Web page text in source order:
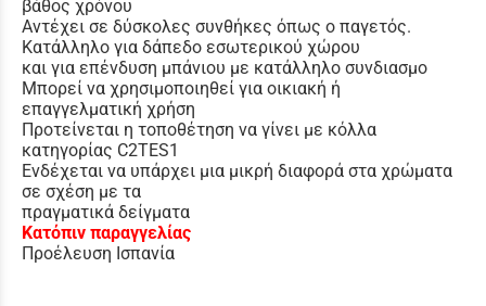
βάθος χρόνου
Αντέχει σε δύσκολες συνθήκες όπως ο παγετός.
Κατάλληλο για δάπεδο εσωτερικού χώρου
και για επένδυση μπάνιου με κατάλληλο συνδιασμο
Μπορεί να χρησιμοποιηθεί για οικιακή ή
επαγγελματική χρήση
Προτείνεται η τοποθέτηση να γίνει με κόλλα
κατηγορίας C2TES1
Ενδέχεται να υπάρχει μια μικρή διαφορά στα χρώματα
σε σχέση με τα
πραγματικά δείγματα
Κατόπιν παραγγελίας
Προέλευση Ισπανία